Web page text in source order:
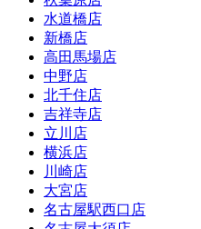
水道橋店
新橋店
高田馬場店
中野店
北千住店
吉祥寺店
立川店
横浜店
川崎店
大宮店
名古屋駅西口店